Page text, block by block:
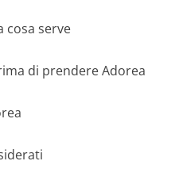
cosa serve
di prendere Adorea